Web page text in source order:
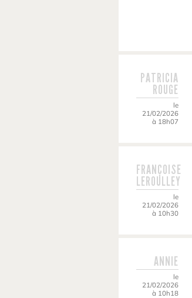
PATRICIA
ROUGE
le
21/02/2026
à 18h07
FRANÇOISE
LEROULLEY
le
21/02/2026
à 10h30
ANNIE
le
21/02/2026
à 10h18